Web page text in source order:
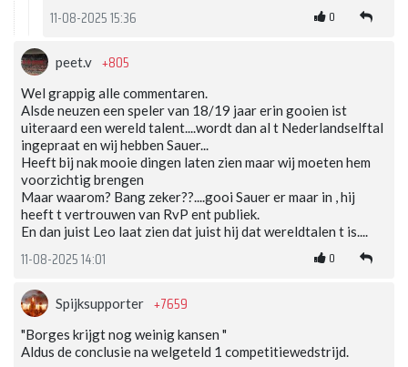
11-08-2025 15:36 0
peet.v +805
Wel grappig alle commentaren.
Alsde neuzen een speler van 18/19 jaar erin gooien ist
uiteraard een wereld talent....wordt dan al t Nederlandselftal
ingepraat en wij hebben Sauer...
Heeft bij nak mooie dingen laten zien maar wij moeten hem
voorzichtig brengen
Maar waarom? Bang zeker??....gooi Sauer er maar in , hij
heeft t vertrouwen van RvP ent publiek.
En dan juist Leo laat zien dat juist hij dat wereldtalen t is....
11-08-2025 14:01 0
Spijksupporter +7659
"Borges krijgt nog weinig kansen "
Aldus de conclusie na welgeteld 1 competitiewedstrijd.